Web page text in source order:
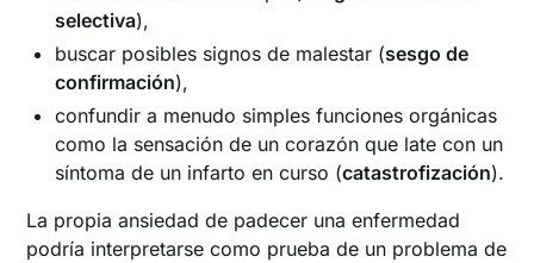
selectiva),
buscar posibles signos de malestar (sesgo de
confirmación),
confundir a menudo simples funciones orgánicas
como la sensación de un corazón que late con un
síntoma de un infarto en curso (catastrofización).
La propia ansiedad de padecer una enfermedad
podría interpretarse como prueba de un problema de